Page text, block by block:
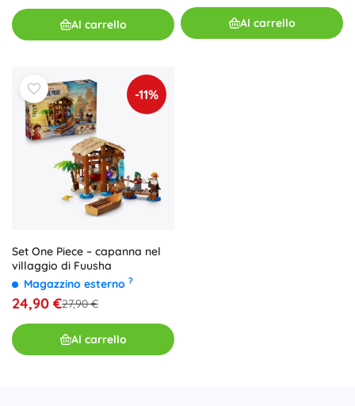
Al carrello Al carrello
-11%
Set One Piece – capanna nel
villaggio di Fuusha
Magazzino esterno ?
24,90 €27,90 €
Al carrello